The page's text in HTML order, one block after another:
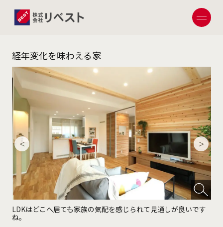
経年変化を味わえる家
LDKはどこへ居ても家族の気配を感じられて見通しが良いです
ね。